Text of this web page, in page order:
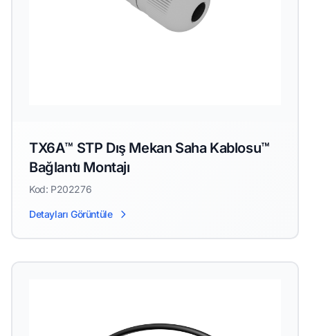
TX6A™ STP Dış Mekan Saha Kablosu™
Bağlantı Montajı
Kod: P202276
Detayları Görüntüle